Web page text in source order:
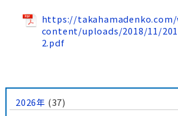
https://
content/uploads/2018/11/
2.pdf
2026年 (37)